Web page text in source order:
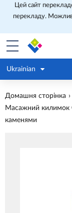
Цей сайт
перекладу.
Ukrainian
Домашня сторінка
Масажний килимок
каменями